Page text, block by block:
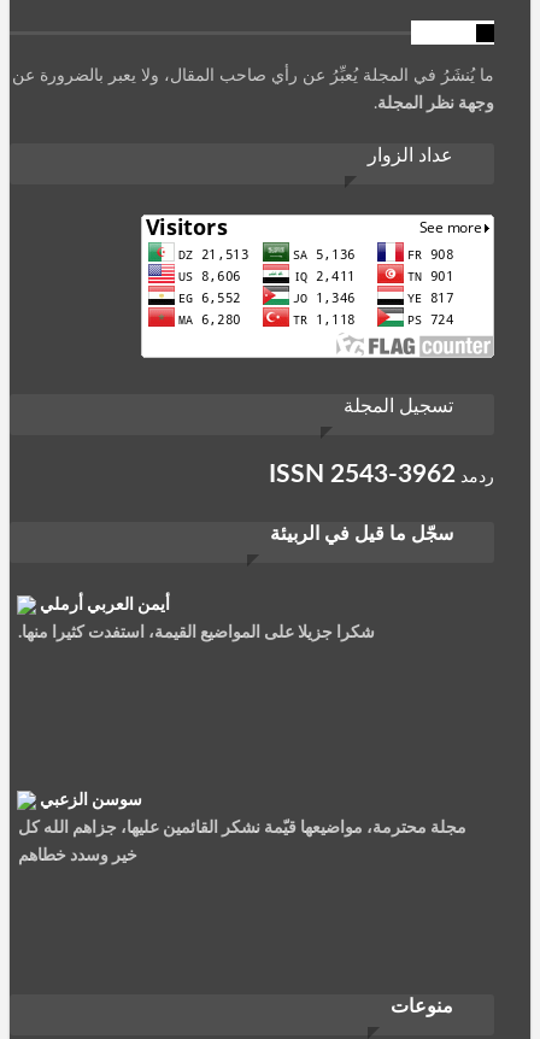
ما يُنشَرُ في المجلة يُعبِّرُ عن رأي صاحب المقال، ولا يعبر بالضرورة عن
وجهة نظر المجلة.
عداد الزوار
تسجيل المجلة
ردمد ISSN 2543-3962
سجّل ما قيل في الربيئة
أيمن العربي أرملي
شكرا جزيلا على المواضيع القيمة، استفدت كثيرا منها.
سوسن الزعبي
مجلة محترمة، مواضيعها قيّمة نشكر القائمين عليها، جزاهم الله كل
خير وسدد خطاهم
الربيئة مجلة جمعية العلماء المسلمين سليلة الشهاب والمنتقد،......
منوعات